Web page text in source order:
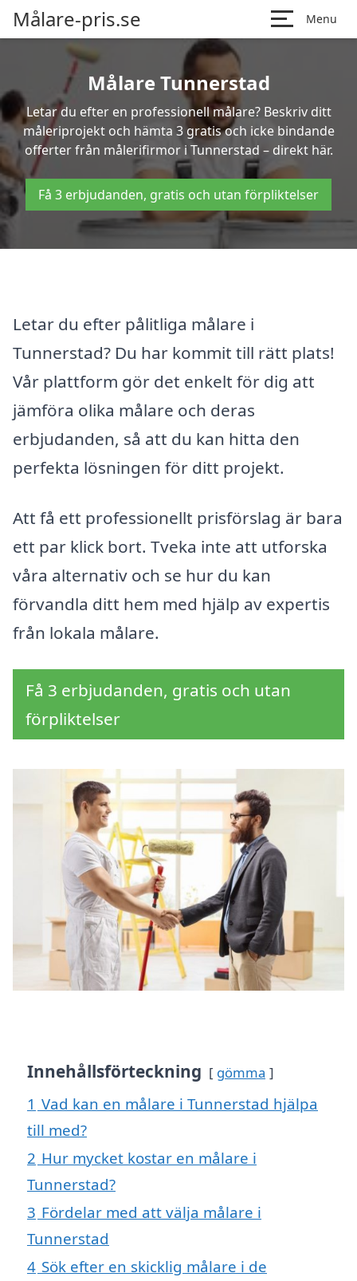
Målare-pris.se Menu
Målare Tunnerstad
Letar du efter en professionell målare? Beskriv ditt
måleriprojekt och hämta 3 gratis och icke bindande
offerter från målerifirmor i Tunnerstad – direkt här.
Få 3 erbjudanden, gratis och utan förpliktelser
Letar du efter pålitliga målare i
Tunnerstad? Du har kommit till rätt plats!
Vår plattform gör det enkelt för dig att
jämföra olika målare och deras
erbjudanden, så att du kan hitta den
perfekta lösningen för ditt projekt.
Att få ett professionellt prisförslag är bara
ett par klick bort. Tveka inte att utforska
våra alternativ och se hur du kan
förvandla ditt hem med hjälp av expertis
från lokala målare.
Få 3 erbjudanden, gratis och utan
förpliktelser
Innehållsförteckning gömma
1 Vad kan en målare i Tunnerstad hjälpa
till med?
2 Hur mycket kostar en målare i
Tunnerstad?
3 Fördelar med att välja målare i
Tunnerstad
4 Sök efter en skicklig målare i de